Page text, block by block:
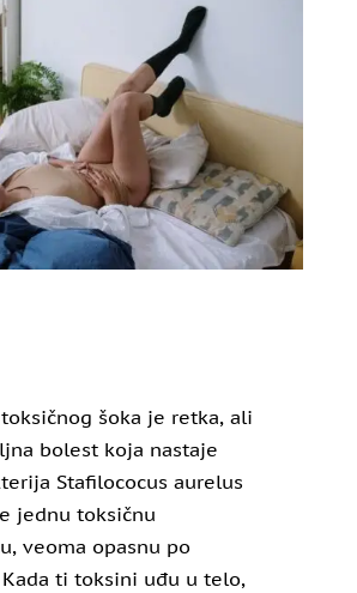
šoka je retka, ali
bolest koja nastaje
Stafilococus aurelus
jednu toksičnu
veoma opasnu po
ti toksini uđu u telo,